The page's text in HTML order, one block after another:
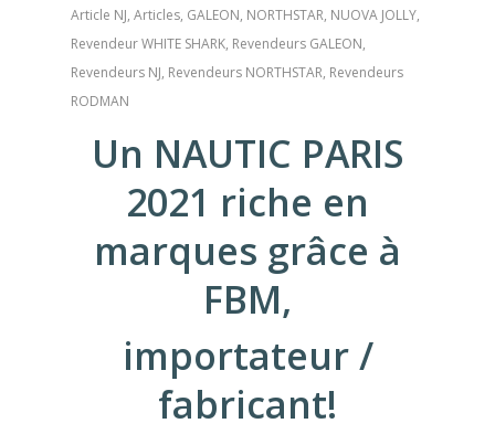
Article NJ, Articles, GALEON, NORTHSTAR, NUOVA JOLLY,
Revendeur WHITE SHARK, Revendeurs GALEON,
Revendeurs NJ, Revendeurs NORTHSTAR, Revendeurs
RODMAN
Un NAUTIC PARIS
2021 riche en
marques grâce à
FBM,
importateur /
fabricant!